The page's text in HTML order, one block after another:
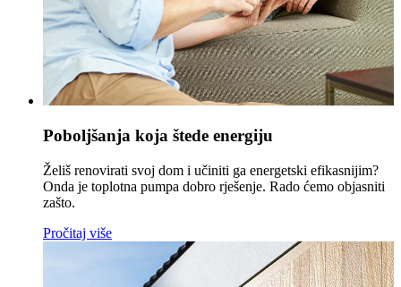
Poboljšanja koja štede energiju
Želiš renovirati svoj dom i učiniti ga energetski efikasnijim?
Onda je toplotna pumpa dobro rješenje. Rado ćemo objasniti
zašto.
Pročitaj više